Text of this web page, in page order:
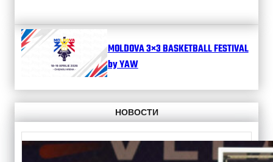
MOLDOVA 3×3 BASKETBALL FESTIVAL
by YAW
НОВОСТИ